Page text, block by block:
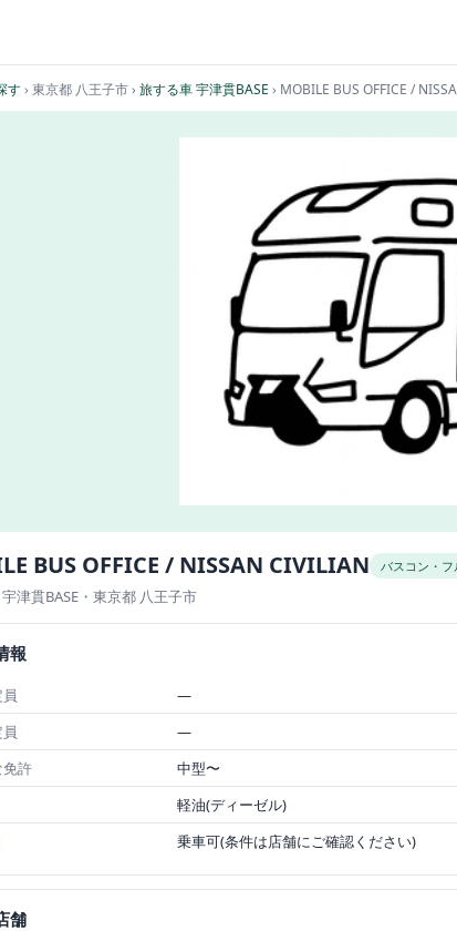
す› 東京都 八王子市› 旅する車 宇津貫BASE › MOBILE BUS OFFICE /
BUS OFFICE / NISSAN CIVILIAN バスコン・フ
津貫BASE ・東京都 八王子市
報
—
—
免許
中型〜
軽油(ディーゼル)
乗車可(条件は店舗にご確認ください)
舗